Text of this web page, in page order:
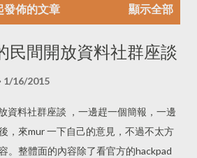
發佈的文章 顯示全部
民間開放資料社群座談
1/16/2015
資料社群座談 ，一邊趕一個簡報，一邊
，來mur 一下自己的意見，不過不太方
。整體面的內容除了看官方的hackpad